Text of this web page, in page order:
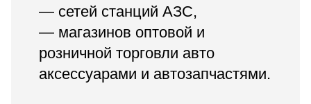
— сетей станций АЗС,
— магазинов оптовой и
розничной торговли авто
аксессуарами и автозапчастями.